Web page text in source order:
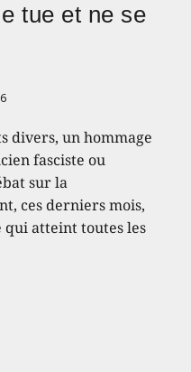
tue et ne se
divers, un hommage
fasciste ou
sur la
ces derniers mois,
qui atteint toutes les